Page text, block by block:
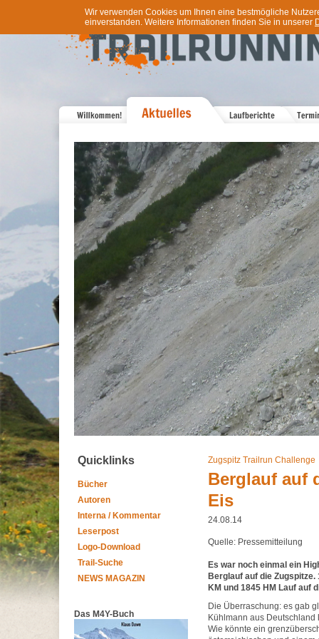
Wir verwenden Cookies um Ihnen eine bestmögliche
einverstanden. Weitere Informationen finden Sie in unserer
Quicklinks
Bücher
Autoren
Interna / Kommentar
Leserpost
Logo-Download
Trail-Suche
NEWS MAGAZIN
Das M4Y-Buch
Zugspitz Trailrun Challenge
Berglauf auf
Eis
24.08.14
Quelle: Pressemitteilung
Es war noch einmal ein
Berglauf auf die
KM und 1845 HM Lauf auf
Die Überraschung: es gab
Kühlmann aus
Wie könnte ein